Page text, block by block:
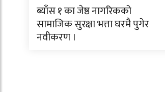
ब्याँस १ का जेष्ठ नागरिकको
सामाजिक सुरक्षा भत्ता घरमै पुगेर
नवीकरण ।